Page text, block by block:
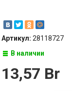
Артикул: 28118727
В наличии
13,57 Br